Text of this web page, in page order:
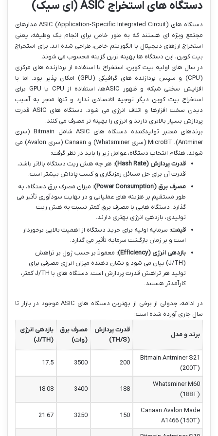
دستگاه های استخراج ASIC (ای سیک)
دستگاه های ASIC (Application-Specific Integrated Circuit) مدارهای
مجتمع ویژه ای هستند که به طور خاص برای انجام یک وظیفه، یعنی
استخراج ارزهای دیجیتال با الگوریتم خاص، طراحی شده اند. برای استخراج
بیت کوین، این دستگاه ها بهینه ترین گزینه محسوب می شوند.
در سال های اولیه بیت کوین، استخراج با استفاده از پردازنده های مرکزی
(CPU) و سپس پردازنده های گرافیکی (GPU) امکان پذیر بود. اما با
افزایش سختی شبکه و ظهور ASICها، استفاده از CPU یا GPU برای
استخراج بیت کوین دیگر توجیه اقتصادی ندارد و تنها منجر به آسیب
دیدن سخت افزارها و اتلاف انرژی می شود. دستگاه های ASIC قدرت
پردازش بسیار بالاتری دارند و انرژی را بهینه تر مصرف می کنند.
برندهای معتبر تولیدکننده دستگاه های ASIC شامل Bitmain (سری
Antminer)، MicroBT (سری Whatsminer) و Canaan (سری Avalon) می
شوند. هنگام انتخاب دستگاه، عوامل زیر را باید در نظر گرفت:
قدرت پردازش (Hash Rate):
هر چه هش ریت دستگاه بالاتر باشد،
قدرت آن برای حل مسائل رمزنگاری و کسب پاداش بیشتر است.
مصرف برق (Power Consumption):
میزان مصرف برق دستگاه، به
طور مستقیم بر هزینه های عملیاتی و در نهایت سودآوری تأثیر می
گذارد. دستگاه هایی با مصرف برق کمتر نسبت به هش ریت
تولیدی، بازدهی انرژی بهتری دارند.
قیمت: سرمایه اولیه برای خرید دستگاه از اهمیت بالایی برخوردار
است و بر زمان بازگشت سرمایه تأثیر می گذارد.
بازدهی انرژی (Efficiency):
معمولاً بر حسب ژول بر تراهش
(J/TH) بیان می شود و نشان دهنده میزان انرژی مصرفی برای
تولید هر تراهش قدرت پردازش است. دستگاه های با J/TH کمتر،
کارآمدتر هستند.
در ادامه، جدولی از برخی از بهترین دستگاه های ASIC موجود در بازار تا
سال جاری آورده شده است:
برند و مدل
قدرت پردازش
(TH/S)
مصرف برق
(وات)
بازدهی انرژی
(J/TH)
Bitmain Antminer S21
(200T)
200
3500
17.5
Whatsminer M60
(188T)
188
3400
18.08
Canaan Avalon Made
A1466 (150T)
150
3250
21.67